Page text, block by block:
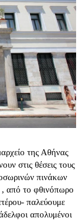
της Αθήνας
στις θέσεις τους
πινάκων
από το φθινόπωρο
παλεύουμε
απολυμένοι